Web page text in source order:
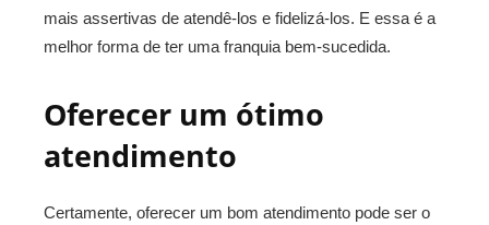
mais assertivas de atendê-los e fidelizá-los. E essa é a
melhor forma de ter uma franquia bem-sucedida.
Oferecer um ótimo
atendimento
Certamente, oferecer um bom atendimento pode ser o